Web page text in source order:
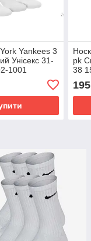
Yankees 3
Унісекс 31-
1001
pk
38
195